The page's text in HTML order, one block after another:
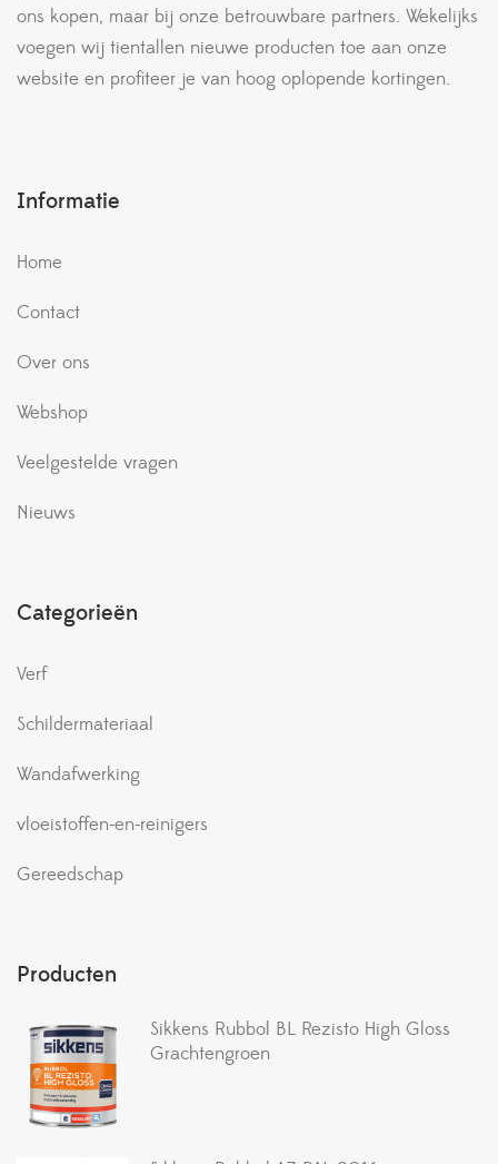
ons kopen, maar bij onze betrouwbare partners. Wekelijks
voegen wij tientallen nieuwe producten toe aan onze
website en profiteer je van hoog oplopende kortingen.
Informatie
Home
Contact
Over ons
Webshop
Veelgestelde vragen
Nieuws
Categorieën
Verf
Schildermateriaal
Wandafwerking
vloeistoffen-en-reinigers
Gereedschap
Producten
Sikkens Rubbol BL Rezisto High Gloss
Grachtengroen